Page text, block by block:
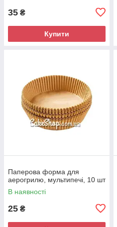
35 ₴
Купити
Паперова форма для
аерогрилю, мультипечі, 10 шт
В наявності
25 ₴